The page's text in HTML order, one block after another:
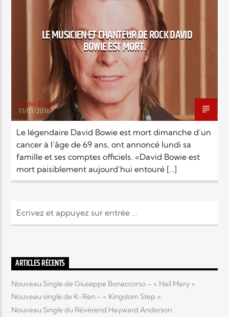
Radio Elyon
Elyon Rhema
Elyon Hits
Elyon Live
Elyon Kids
LE MUSICIEN ET CHANTEUR DE ROCK DAVID
BOWIE EST MORT.
Radio Elyon
11/01/2016
Le légendaire David Bowie est mort dimanche d’un
cancer à l’âge de 69 ans, ont annoncé lundi sa
famille et ses comptes officiels. «David Bowie est
mort paisiblement aujourd’hui entouré […]
ARTICLES RÉCENTS
Nouveau Single de Giuseppe Bonaccorso – « Hail Mary »
Nouveau single de K-Ren – « Kingdom Step »
Nouveau Single du Révérend Hayward Anderson